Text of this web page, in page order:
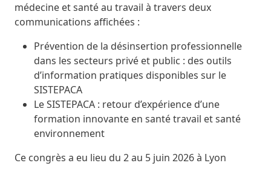
médecine et santé au travail à travers deux
communications affichées :
Prévention de la désinsertion professionnelle
dans les secteurs privé et public : des outils
d’information pratiques disponibles sur le
SISTEPACA
Le SISTEPACA : retour d’expérience d’une
formation innovante en santé travail et santé
environnement
Ce congrès a eu lieu du 2 au 5 juin 2026 à Lyon